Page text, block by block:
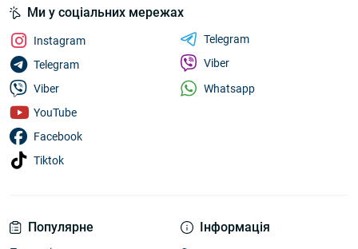
Популярне Інформація
Ми у соціальних мережах
Instagram
Telegram
Viber
YouTube
Facebook
Tiktok
Telegram
Viber
Whatsapp